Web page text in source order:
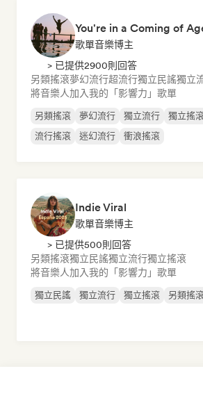
You're in a Coming of
歌單音樂博主
> 已提供2900則回答
另類搖滾夢幻流行超流行獨立民謠獨立
將音樂人加入我的「影響力」歌單
另類搖滾 夢幻流行 獨立流行 獨立搖
流行搖滾
迷幻流行 衝浪搖滾
Indie Viral
歌單音樂博主
> 已提供500則回答
另類搖滾獨立民謠獨立流行獨立搖滾
將音樂人加入我的「影響力」歌單
獨立民謠 獨立流行 獨立搖滾 另類搖